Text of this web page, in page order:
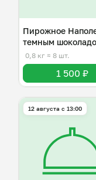
Пирожное
темным
0,8 кг ≈ 8 шт.
1 500 ₽
12 августа с 13:00